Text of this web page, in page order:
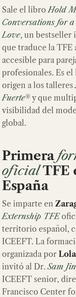
Sale el libro Hold
Conversations for
Love, un bestseller
que traduce la TFE
accesible para
profesionales. Es
origen a los talleres
Fuerte® y que
visibilidad del
global.
Primera
oficialTFE
España
Se imparte en
Externship TFE
territorio español,
ICEEFT. La
organizada por
invitó al Dr. Sam
ICEEFT senior,
Francisco Center